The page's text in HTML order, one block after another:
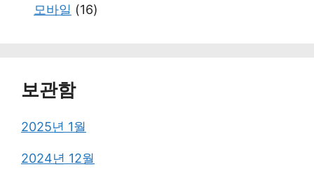
모바일 (16)
보관함
2025년 1월
2024년 12월